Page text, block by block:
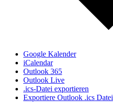
Google Kalender
iCalendar
Outlook 365
Outlook Live
.ics-Datei exportieren
Exportiere Outlook .ics Datei